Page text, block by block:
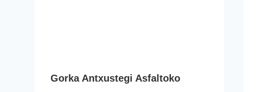
Gorka Antxustegi Asfaltoko